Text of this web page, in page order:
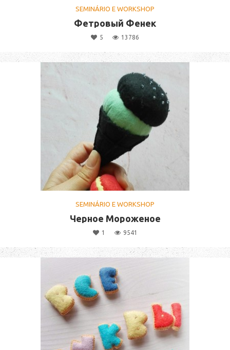
SEMINÁRIO E WORKSHOP
Фетровый Фенек
5 13786
SEMINÁRIO E WORKSHOP
Черное Мороженое
1 9541